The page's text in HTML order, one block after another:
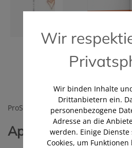
ProSante Apotheke
ApoLife
Wir
Wir binden Inhalte
Drittanbietern ein.
personenbezogene
Adresse an die
werden. Einige Dienste
Cookies, um